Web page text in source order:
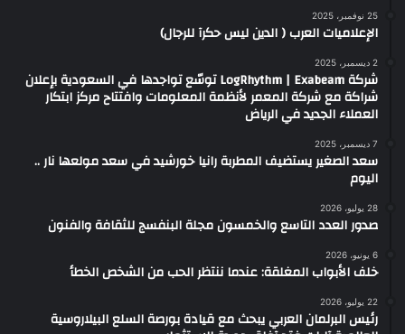
25 نوفمبر، 2025
الإعلاميات العرب ( الدين ليس حكرآ للرجال)‏
2 ديسمبر، 2025
شركة LogRhythm | Exabeam توسّع تواجدها في السعودية بإعلان
شراكة مع شركة المعمر لأنظمة المعلومات وافتتاح مركز ابتكار
العملاء الجديد في الرياض
7 ديسمبر، 2025
سعد الصغير يستضيف المطربة رانيا خورشيد في سعد مولعها نار ..
اليوم
28 يوليو، 2026
صدور العدد التاسع والخمسون مجلة البنفسج للثقافة والفنون
6 يونيو، 2026
خلف الأبواب المغلقة: عندما ننتظر الحب من الشخص الخطأ
22 يوليو، 2026
رئيس البرلمان العربي يبحث مع قيادة بورصة السلع البيلاروسية